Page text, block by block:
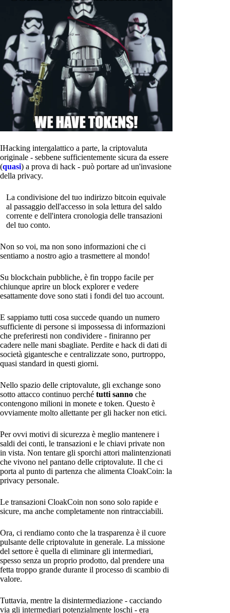
IHacking intergalattico a parte, la criptovaluta
originale - sebbene sufficientemente sicura da essere
(quasi) a prova di hack - può portare ad un'invasione
della privacy.
La condivisione del tuo indirizzo bitcoin equivale
al passaggio dell'accesso in sola lettura del saldo
corrente e dell'intera cronologia delle transazioni
del tuo conto.
Non so voi, ma non sono informazioni che ci
sentiamo a nostro agio a trasmettere al mondo!
Su blockchain pubbliche, è fin troppo facile per
chiunque aprire un block explorer e vedere
esattamente dove sono stati i fondi del tuo account.
E sappiamo tutti cosa succede quando un numero
sufficiente di persone si impossessa di informazioni
che preferiresti non condividere - finiranno per
cadere nelle mani sbagliate. Perdite e hack di dati di
società gigantesche e centralizzate sono, purtroppo,
quasi standard in questi giorni.
Nello spazio delle criptovalute, gli exchange sono
sotto attacco continuo perché tutti sanno che
contengono milioni in monete e token. Questo è
ovviamente molto allettante per gli hacker non etici.
Per ovvi motivi di sicurezza è meglio mantenere i
saldi dei conti, le transazioni e le chiavi private non
in vista. Non tentare gli sporchi attori malintenzionati
che vivono nel pantano delle criptovalute. Il che ci
porta al punto di partenza che alimenta CloakCoin: la
privacy personale.
Le transazioni CloakCoin non sono solo rapide e
sicure, ma anche completamente non rintracciabili.
Ora, ci rendiamo conto che la trasparenza è il cuore
pulsante delle criptovalute in generale. La missione
del settore è quella di eliminare gli intermediari,
spesso senza un proprio prodotto, dal prendere una
fetta troppo grande durante il processo di scambio di
valore.
Tuttavia, mentre la disintermediazione - cacciando
via gli intermediari potenzialmente loschi - era